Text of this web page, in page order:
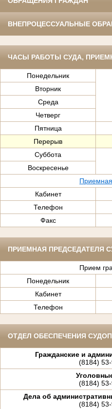
ВНЕПРОЦЕССУАЛЬНЫЕ
ЧАСЫ РАБОТЫ СУДА,
Понедельник
Вторник
Среда
Четверг
Пятница
Перерыв
Суббота
Воскресенье
Кабинет
Телефон
Факс
ПРИЕМНАЯ ПРЕДСЕДАТЕЛЯ
Прием
Понедельник
Кабинет
Телефон
ОТДЕЛ ОБЕСПЕЧЕНИЯ
Гражданские и
(8184)
(8184)
Дела об
(8184)